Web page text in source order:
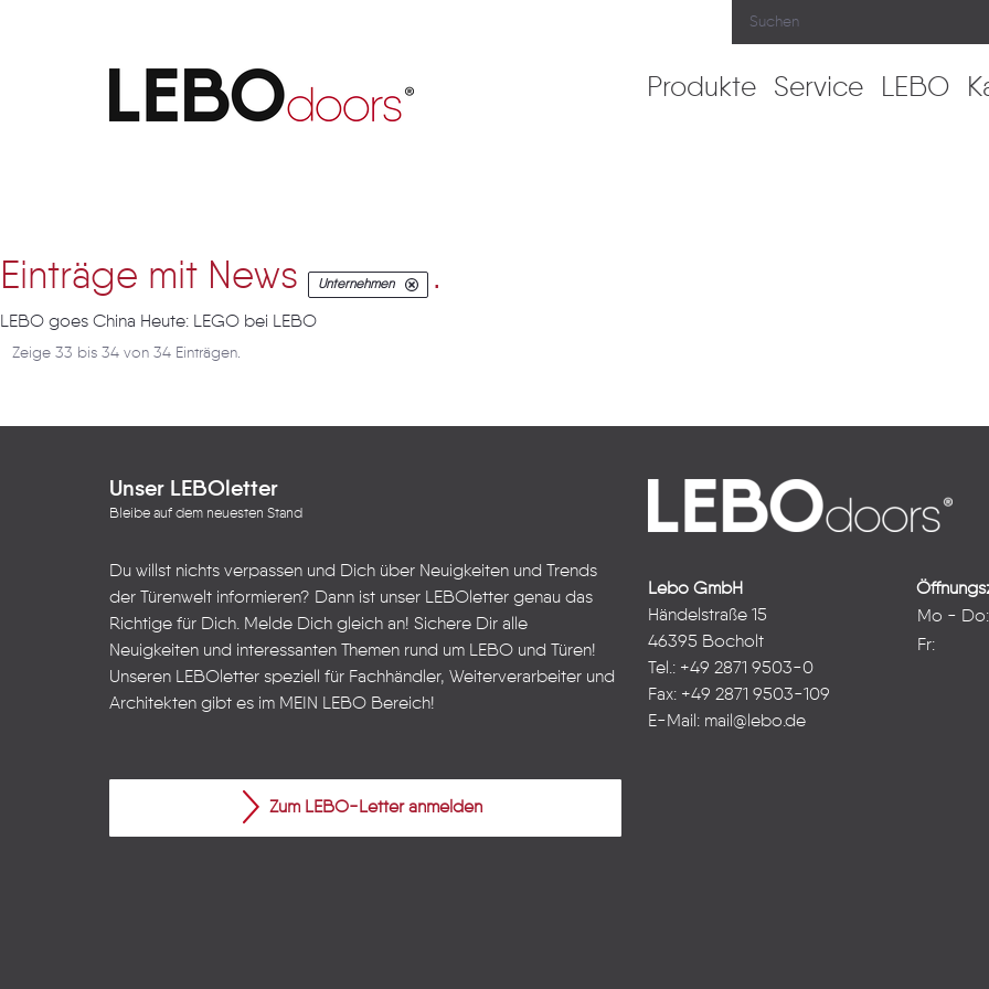
Produkte Service LEBO
Einträge mit News Unternehmen .
LEBO goes China Heute: LEGO bei LEBO
Zeige 33 bis 34 von 34 Einträgen.
Unser LEBOletter
Bleibe auf dem neuesten Stand
Du willst nichts verpassen und Dich über Neuigkeiten und Trends
der Türenwelt informieren? Dann ist unser LEBOletter genau das
Richtige für Dich. Melde Dich gleich an! Sichere Dir alle
Neuigkeiten und interessanten Themen rund um LEBO und Türen!
Unseren LEBOletter speziell für Fachhändler, Weiterverarbeiter und
Architekten gibt es im MEIN LEBO Bereich!
Zum LEBO-Letter anmelden
Lebo GmbH
Händelstraße 15
46395 Bocholt
Tel.: +49 2871 9503-0
Fax: +49 2871 9503-109
E-Mail: mail@lebo.de
Mo - Do:
Fr: